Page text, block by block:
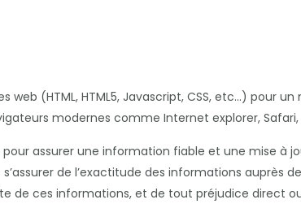
(HTML, HTML5, Javascript, CSS, etc…) pour
modernes comme Internet explorer,
assurer une information fiable et une mise à
de l’exactitude des informations auprès
de ces informations, et de tout préjudice direct